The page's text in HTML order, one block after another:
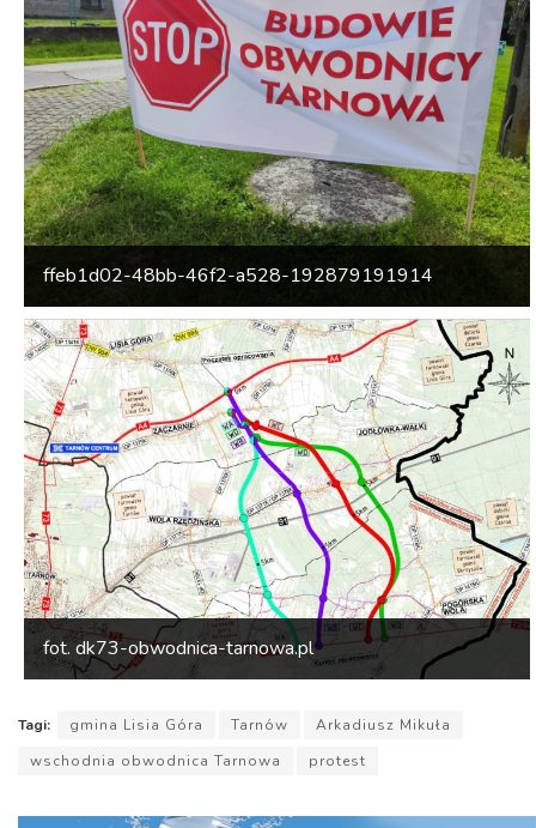
ffeb1d02-48bb-46f2-a528-192879191914
fot. dk73-obwodnica-tarnowa.pl
Tagi: gmina Lisia Góra Tarnów
Arkadiusz Mikuła
wschodnia obwodnica Tarnowa
protest